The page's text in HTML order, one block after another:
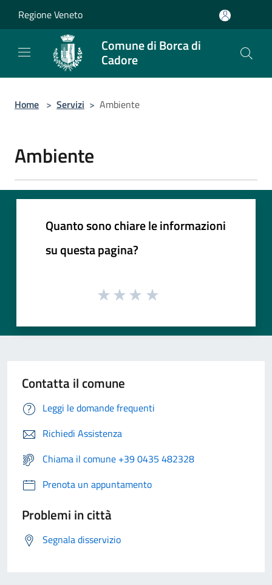
Regione Veneto
Comune di Borca di
Cadore
Home > Servizi > Ambiente
Ambiente
Quanto sono chiare le informazioni
su questa pagina?
Contatta il comune
Leggi le domande frequenti
Richiedi Assistenza
Chiama il comune +39 0435 482328
Prenota un appuntamento
Problemi in città
Segnala disservizio